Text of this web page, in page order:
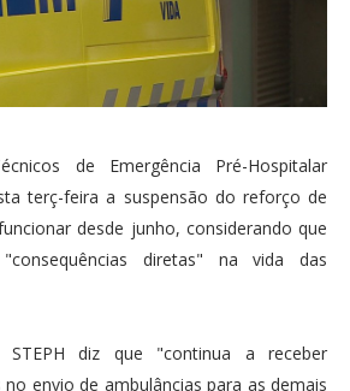
de Emergência Pré-Hospitalar
terç-feira a suspensão do reforço de
desde junho, considerando que
diretas" na vida das
STEPH diz que "continua a receber
envio de ambulâncias para as demais